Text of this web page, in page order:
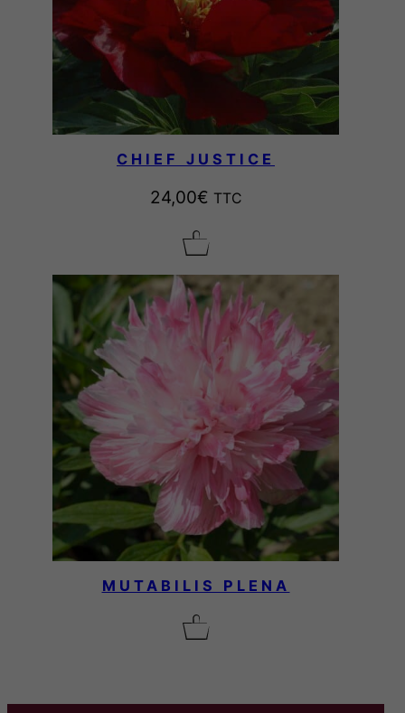
CHIEF JUSTICE
24,00€ TTC
MUTABILIS PLENA